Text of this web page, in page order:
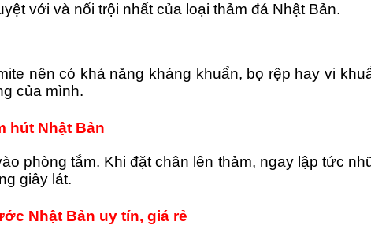
với và nổi trội nhất của loại thảm đá Nhật Bản.
nên có khả năng kháng khuẩn, bọ rệp hay vi
của mình.
hút Nhật Bản
phòng tắm. Khi đặt chân lên thảm, ngay lập tức
giây lát.
Nhật Bản uy tín, giá rẻ